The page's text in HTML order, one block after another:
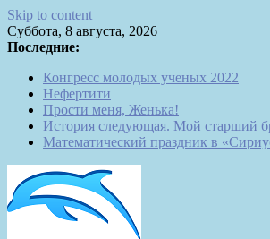
Skip to content
Суббота, 8 августа, 2026
Последние:
Конгресс молодых ученых 2022
Нефертити
Прости меня, Женька!
История следующая. Мой старший
Математический праздник в